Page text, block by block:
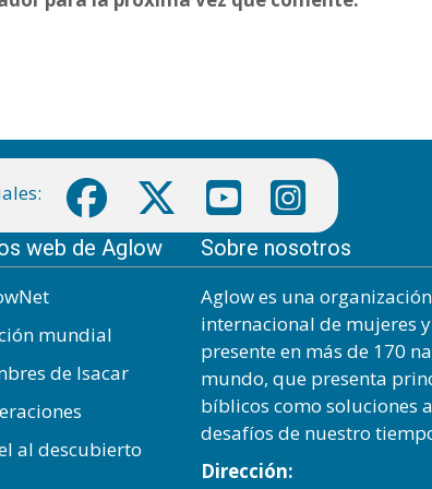
web de Aglow
mundial
de Isacar
al descubierto
Sobre nosotros
Aglow es una organización
internacional de mujeres
presente en más de 170
mundo, que presenta
bíblicos como soluciones
desafíos de nuestro
Dirección: